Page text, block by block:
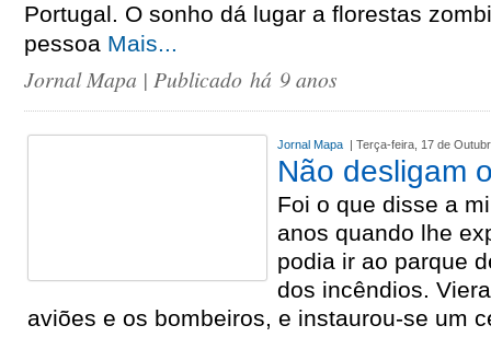
Portugal. O sonho dá lugar a florestas
pessoa Mais...
Jornal Mapa | Publicado há 9 anos
Jornal Mapa | Terça-feira, 17 de
Não desligam
Foi o que disse a
anos quando lhe
podia ir ao parque
dos incêndios.
aviões e os bombeiros, e instaurou-se um